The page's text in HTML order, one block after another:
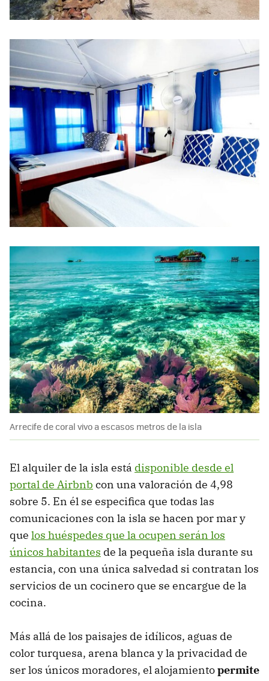
Arrecife de coral vivo a escasos metros de la isla
El alquiler de la isla está disponible desde el
portal de Airbnb con una valoración de 4,98
sobre 5. En él se especifica que todas las
comunicaciones con la isla se hacen por mar y
que los huéspedes que la ocupen serán los
únicos habitantes de la pequeña isla durante su
estancia, con una única salvedad si contratan los
servicios de un cocinero que se encargue de la
cocina.
Más allá de los paisajes de idílicos, aguas de
color turquesa, arena blanca y la privacidad de
ser los únicos moradores, el alojamientopermite